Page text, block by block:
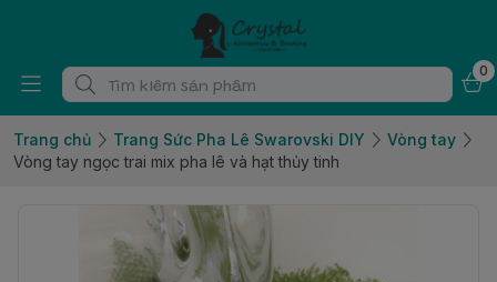
0
Trang chủ Trang Sức Pha Lê Swarovski DIY
Vòng tay
Vòng tay ngọc trai mix pha lê và hạt thủy tinh